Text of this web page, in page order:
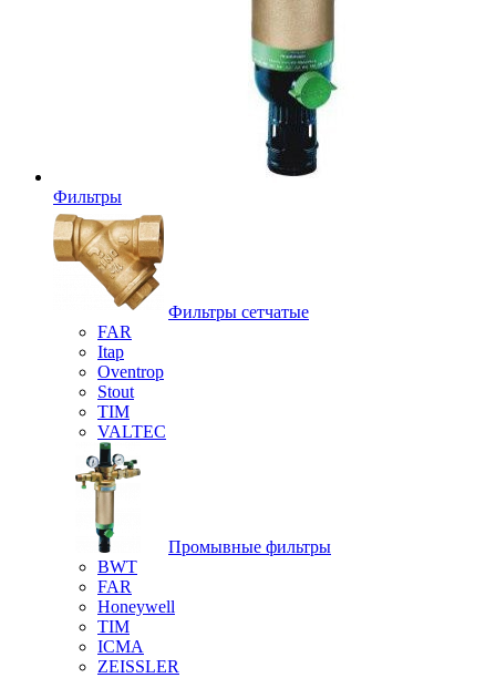
Фильтры
Фильтры сетчатые
FAR
Itap
Oventrop
Stout
TIM
VALTEC
Промывные фильтры
BWT
FAR
Honeywell
TIM
ICMA
ZEISSLER